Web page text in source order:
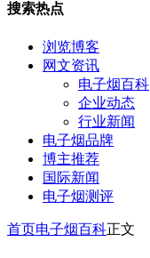
搜索热点
浏览博客
网文资讯
电子烟百科
企业动态
行业新闻
电子烟品牌
博主推荐
国际新闻
电子烟测评
首页电子烟百科正文